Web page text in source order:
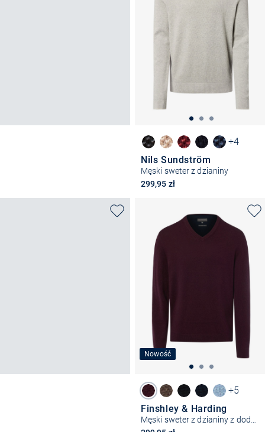
+4
Nils Sundström
Męski sweter z dzianiny
299,95 zł
Nowość
+5
Finshley & Harding